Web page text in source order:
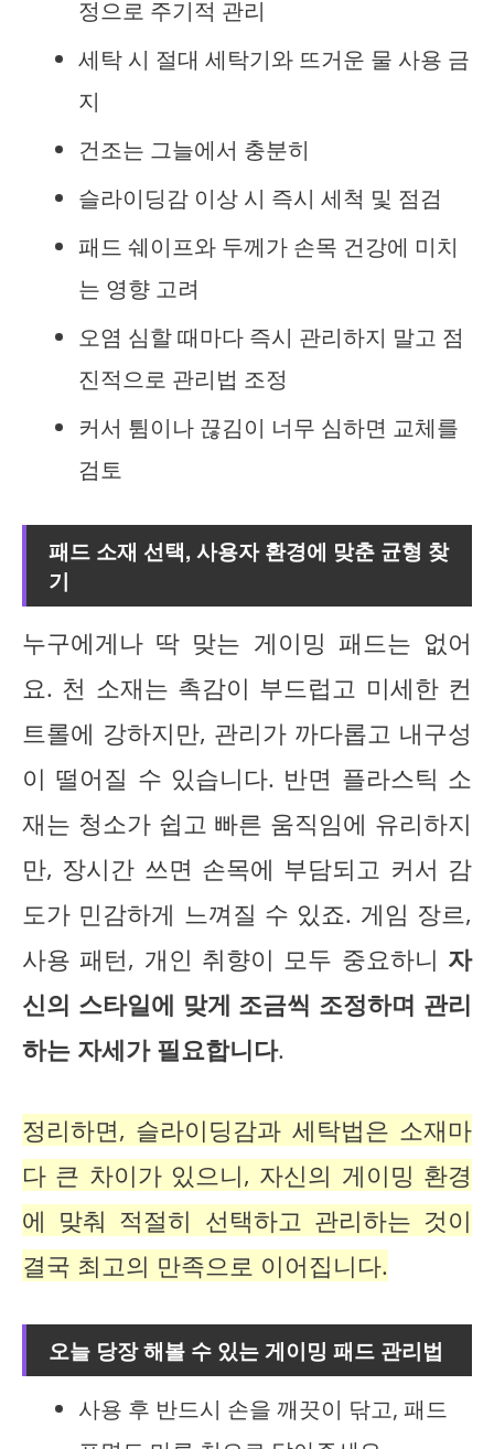
정으로 주기적 관리
세탁 시 절대 세탁기와 뜨거운 물 사용 금
지
건조는 그늘에서 충분히
슬라이딩감 이상 시 즉시 세척 및 점검
패드 쉐이프와 두께가 손목 건강에 미치
는 영향 고려
오염 심할 때마다 즉시 관리하지 말고 점
진적으로 관리법 조정
커서 튐이나 끊김이 너무 심하면 교체를
검토
패드 소재 선택, 사용자 환경에 맞춘 균형 찾
기
누구에게나 딱 맞는 게이밍 패드는 없어
요. 천 소재는 촉감이 부드럽고 미세한 컨
트롤에 강하지만, 관리가 까다롭고 내구성
이 떨어질 수 있습니다. 반면 플라스틱 소
재는 청소가 쉽고 빠른 움직임에 유리하지
만, 장시간 쓰면 손목에 부담되고 커서 감
도가 민감하게 느껴질 수 있죠. 게임 장르,
사용 패턴, 개인 취향이 모두 중요하니 자
신의 스타일에 맞게 조금씩 조정하며 관리
하는 자세가 필요합니다.
정리하면, 슬라이딩감과 세탁법은 소재마
다 큰 차이가 있으니, 자신의 게이밍 환경
에 맞춰 적절히 선택하고 관리하는 것이
결국 최고의 만족으로 이어집니다.
오늘 당장 해볼 수 있는 게이밍 패드 관리법
사용 후 반드시 손을 깨끗이 닦고, 패드